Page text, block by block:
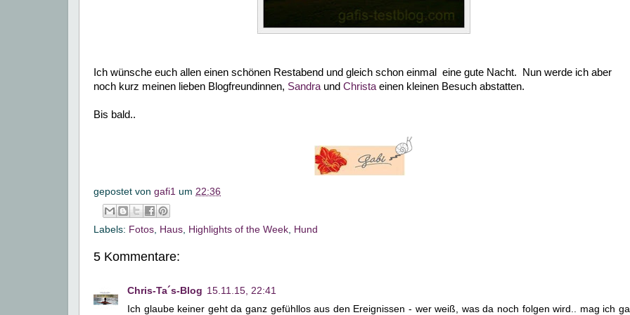
Ich wünsche euch allen einen schönen Restabend und gleich schon einmal eine gute Nacht. Nun werde ich aber
noch kurz meinen lieben Blogfreundinnen, Sandra und Christa einen kleinen Besuch abstatten.
Bis bald..
gepostet von gafi1 um 22:36
Labels: Fotos Haus Highlights of the Week Hund
5 Kommentare:
Chris-Ta´s-Blog 15.11.15, 22:41
Ich glaube keiner geht da ganz gefühllos aus den Ereignissen - wer weiß, was da noch folgen wird.. mag ich